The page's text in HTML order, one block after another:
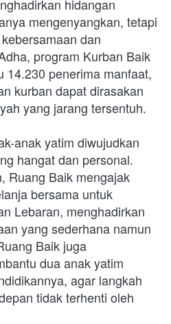
hidangan
mengenyangkan, tetapi
dan
program Kurban Baik
14.230 penerima manfaat,
kurban dapat dirasakan
yang jarang tersentuh.
anak yatim diwujudkan
hangat dan personal.
Ruang Baik mengajak
bersama untuk
Lebaran, menghadirkan
yang sederhana namun
Baik juga
dua anak yatim
agar langkah
tidak terhenti oleh